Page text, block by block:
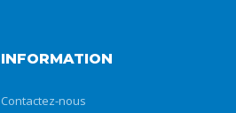
INFORMATION
Contactez-nous